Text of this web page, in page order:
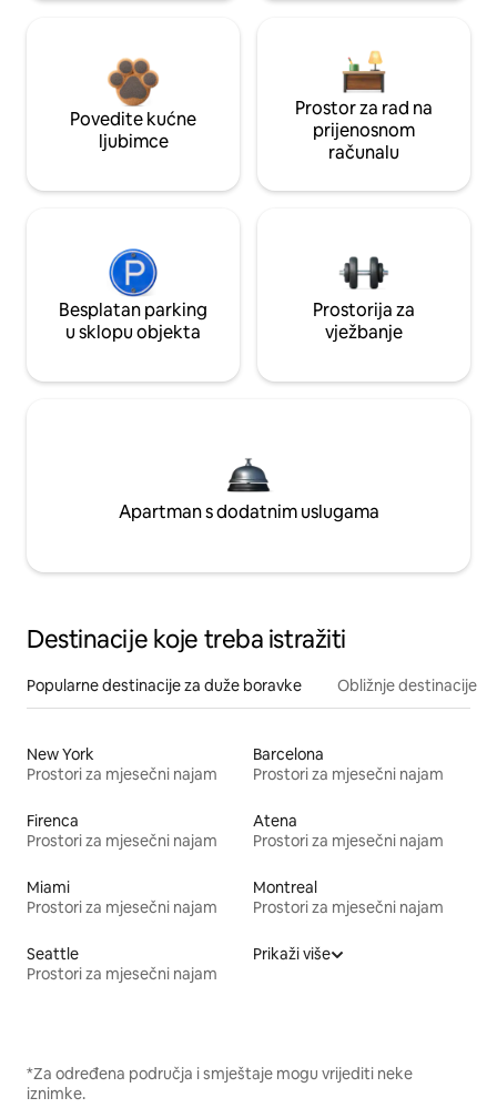
Povedite kućne
ljubimce
Prostor za rad na
prijenosnom
računalu
Besplatan parking
u sklopu objekta
Prostorija za
vježbanje
Apartman s dodatnim uslugama
Destinacije koje treba istražiti
Popularne destinacije za duže boravke Obližnje destinacije
New York
Prostori za mjesečni najam
Barcelona
Prostori za mjesečni najam
Firenca
Prostori za mjesečni najam
Atena
Prostori za mjesečni najam
Miami
Prostori za mjesečni najam
Montreal
Prostori za mjesečni najam
Seattle
Prostori za mjesečni najam
Prikaži više
*Za određena područja i smještaje mogu vrijediti neke
iznimke.